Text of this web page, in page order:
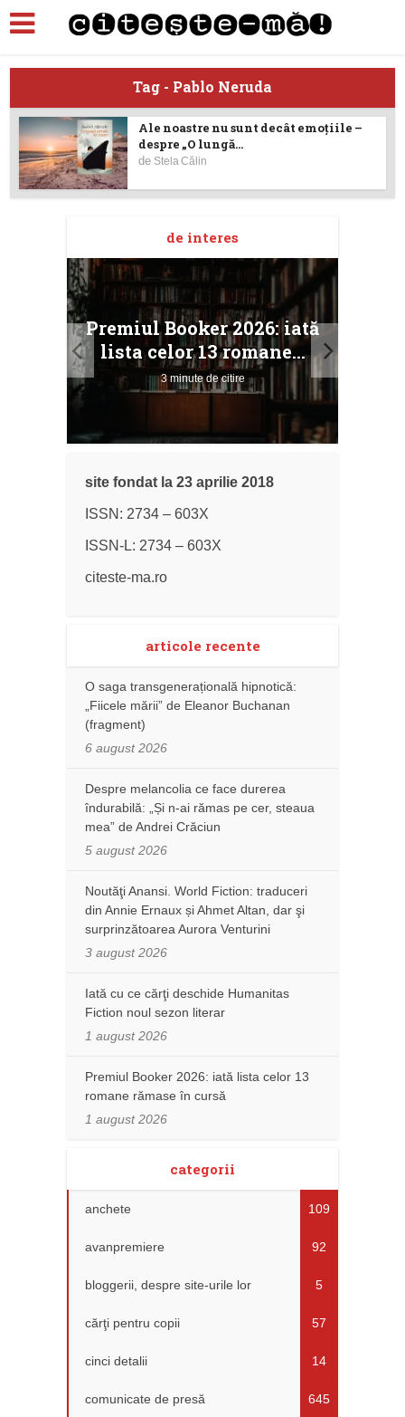
Tag - Pablo Neruda
Ale noastre nu sunt decât emoțiile –
despre „O lungă...
de Stela Călin
de interes
Premiul Booker 2026: iată
lista celor 13 romane...
3 minute de citire
site fondat la 23 aprilie 2018
ISSN: 2734 – 603X
ISSN-L: 2734 – 603X
citeste-ma.ro
articole recente
O saga transgenerațională hipnotică:
„Fiicele mării” de Eleanor Buchanan
(fragment)
6 august 2026
Despre melancolia ce face durerea
îndurabilă: „Și n-ai rămas pe cer, steaua
mea” de Andrei Crăciun
5 august 2026
Noutăţi Anansi. World Fiction: traduceri
din Annie Ernaux și Ahmet Altan, dar şi
surprinzătoarea Aurora Venturini
3 august 2026
Iată cu ce cărţi deschide Humanitas
Fiction noul sezon literar
1 august 2026
Premiul Booker 2026: iată lista celor 13
romane rămase în cursă
1 august 2026
categorii
anchete 109
avanpremiere 92
bloggerii, despre site-urile lor 5
cărţi pentru copii 57
cinci detalii 14
comunicate de presă 645